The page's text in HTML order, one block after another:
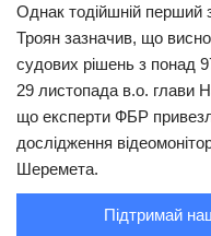
Однак тодійшній перший
Троян зазначив, що
судових рішень з понад
29 листопада в.о. глави
що експерти ФБР
дослідження
Шеремета.
Підтримай